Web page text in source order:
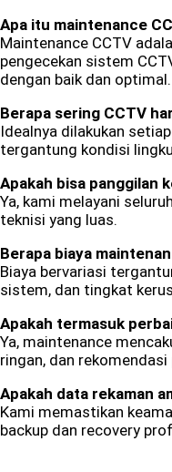
Apa itu maintenance
Maintenance CCTV
pengecekan sistem
dengan baik dan optimal.
Berapa sering CCTV
Idealnya dilakukan
tergantung kondisi
Apakah bisa panggilan
Ya, kami melayani
teknisi yang luas.
Berapa biaya
Biaya bervariasi
sistem, dan tingkat
Apakah termasuk
Ya, maintenance
ringan, dan
Apakah data rekaman
Kami memastikan
backup dan recovery